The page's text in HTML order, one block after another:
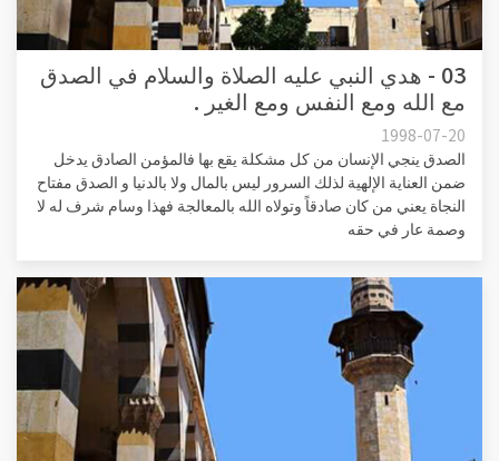
03 - هدي النبي عليه الصلاة والسلام في الصدق
مع الله ومع النفس ومع الغير .
1998-07-20
الصدق ينجي الإنسان من كل مشكلة يقع بها فالمؤمن الصادق يدخل
ضمن العناية الإلهية لذلك السرور ليس بالمال ولا بالدنيا و الصدق مفتاح
النجاة يعني من كان صادقاً وتولاه الله بالمعالجة فهذا وسام شرف له لا
وصمة عار في حقه